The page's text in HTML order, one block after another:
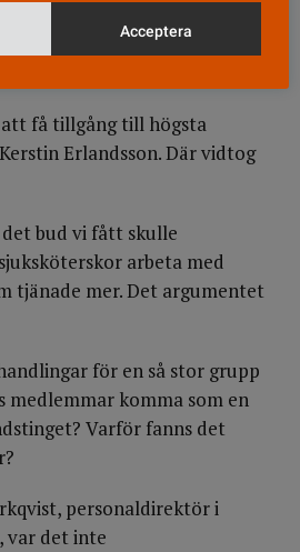
som inte har
få tillgång till högsta
Erlandsson. Där vidtog
bud vi fått skulle
arbeta med
tjänade mer. Det argumentet
för en så stor grupp
medlemmar komma som en
Varför fanns det
personaldirektör i
var det inte
Acceptera